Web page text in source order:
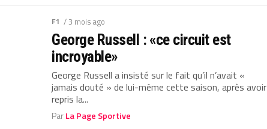
F1 / 3 mois ago
George Russell : «ce circuit est
incroyable»
George Russell a insisté sur le fait qu’il n’avait «
jamais douté » de lui-même cette saison, après avoir
repris la...
ParLa Page Sportive